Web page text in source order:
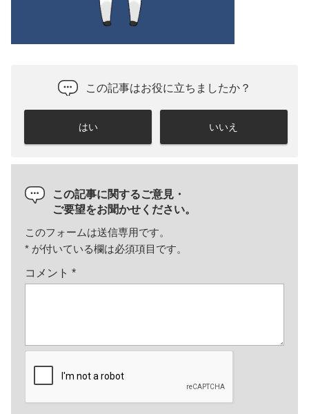
この記事はお役に立ちましたか？
はい いいえ
この記事に関するご意見・
ご要望をお聞かせください。
このフォームは送信専用です。
* が付いている欄は必須項目です。
コメント *